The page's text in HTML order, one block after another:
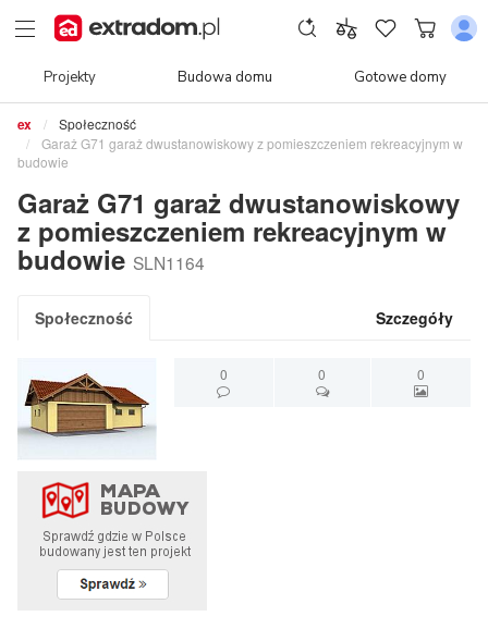
Projekty Budowa domu Gotowe domy
Społeczność
Garaż G71 garaż dwustanowiskowy z pomieszczeniem rekreacyjnym w
budowie
Garaż G71 garaż dwustanowiskowy
z pomieszczeniem rekreacyjnym w
budowie SLN1164
Społeczność Szczegóły
0 0 0